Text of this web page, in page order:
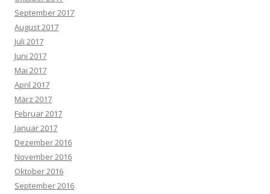
September 2017
August 2017
Juli 2017
Juni 2017
Mai 2017
April 2017
März 2017
Februar 2017
Januar 2017
Dezember 2016
November 2016
Oktober 2016
September 2016